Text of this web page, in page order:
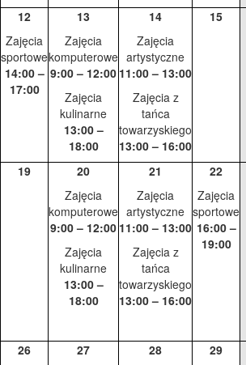
12
Zajęcia
sportowe
14:00 –
17:00
13
Zajęcia
komputerowe
9:00 – 12:00
Zajęcia
kulinarne
13:00 –
18:00
14
Zajęcia
artystyczne
11:00 – 13:00
Zajęcia z
tańca
towarzyskiego
13:00 – 16:00
15
19
20
Zajęcia
komputerowe
9:00 – 12:00
Zajęcia
kulinarne
13:00 –
18:00
21
Zajęcia
artystyczne
11:00 – 13:00
Zajęcia z
tańca
towarzyskiego
13:00 – 16:00
22
Zajęcia
sportowe
16:00 –
19:00
26
27
28
29